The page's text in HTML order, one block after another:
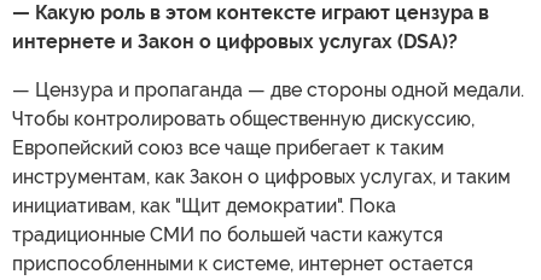
— Какую роль в этом контексте играют цензура в
интернете и Закон о цифровых услугах (DSA)?
— Цензура и пропаганда — две стороны одной медали.
Чтобы контролировать общественную дискуссию,
Европейский союз все чаще прибегает к таким
инструментам, как Закон о цифровых услугах, и таким
инициативам, как "Щит демократии". Пока
традиционные СМИ по большей части кажутся
приспособленными к системе, интернет остается